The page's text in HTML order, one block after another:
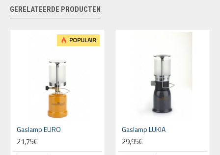
GERELATEERDE PRODUCTEN
POPULAIR
Gaslamp EURO
21,75€
Gaslamp LUKIA
29,95€